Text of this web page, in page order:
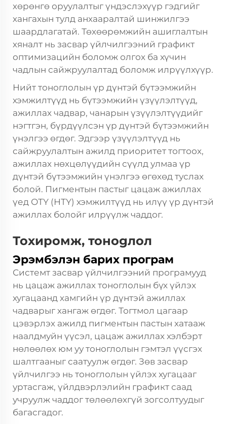
хөрөнгө оруулалтыг үндэслэхүүр гэдгийг
хангахын тулд анхааралтай шинжилгээ
шаардлагатай. Төхөөрөмжийн ашиглалтын
хяналт нь засвар үйлчилгээний графикт
оптимизацийн боломж олгох ба хүчин
чадлын сайжруулалтад боломж илрүүлхүүр.
Нийт тоноглолын үр дүнтэй бүтээмжийн
хэмжилтүүд нь бүтээмжийн үзүүлэлтүүд,
ажиллах чадвар, чанарын үзүүлэлтүүдийг
нэгтгэн, бүрдүүлсэн үр дүнтэй бүтээмжийн
үнэлгээ өгдөг. Эдгээр үзүүлэлтүүд нь
сайжруулалтын ажилд приоритет тогтоох,
ажиллах нөхцөлүүдийн сүүлд улмаа үр
дүнтэй бүтээмжийн үнэлгээ өгөхөд туслах
болой. Пигментын пастыг цацаж ажиллах
үед ОТҮ (НТҮ) хэмжилтүүд нь илүү үр дүнтэй
ажиллах болойг илрүүлж чаддог.
Тохиромж, тонogлол
Эрэмбэлэн барих програм
Системт засвар үйлчилгээний програмууд
нь цацаж ажиллах тоноглолын бүх үйлэх
хугацаанд хамгийн үр дүнтэй ажиллах
чадварыг хангаж өгдөг. Тогтмол цагаар
цэвэрлэх ажилд пигментын пастын хатааж
наалдмуйн үүсэл, цацаж ажиллах хэлбэрт
нөлөөлөх юм уу тоноглолын гэмтэл үүсгэх
шалтгааныг саатуулж өгдөг. Зөв засвар
үйлчилгээ нь тоноглолын үйлэх хугацааг
уртасгаж, үйлдвэрлэлийн графикт саад
учруулж чаддог төлөөлөхгүй зогсолтуудыг
багасгадог.